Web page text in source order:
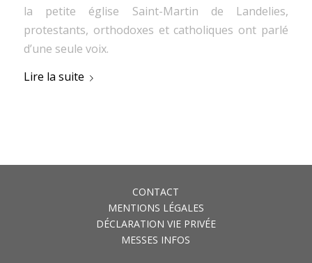
la petite église Saint-Martin de Landelies,
protestants, orthodoxes et catholiques ont parlé
d’une seule voix.
Lire la suite
CONTACT
MENTIONS LÉGALES
DÉCLARATION VIE PRIVÉE
MESSES INFOS